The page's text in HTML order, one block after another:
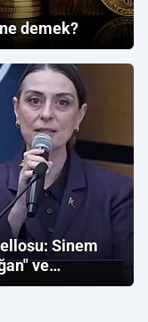
demek?
Sinem
ve